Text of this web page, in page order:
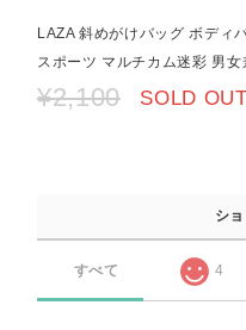
LAZA 斜めがけバッグ ボデ
スポーツ マルチカム迷彩 男女
¥2,100 SOLD OUT
シ
すべて 4